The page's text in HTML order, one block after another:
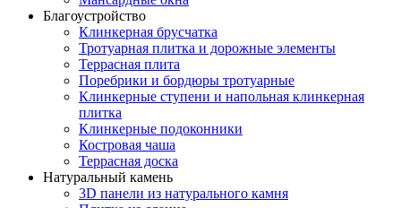
Благоустройство
Клинкерная брусчатка
Тротуарная плитка и дорожные элементы
Террасная плита
Поребрики и бордюры тротуарные
Клинкерные ступени и напольная клинкерная
плитка
Клинкерные подоконники
Костровая чаша
Террасная доска
Натуральный камень
3D панели из натурального камня